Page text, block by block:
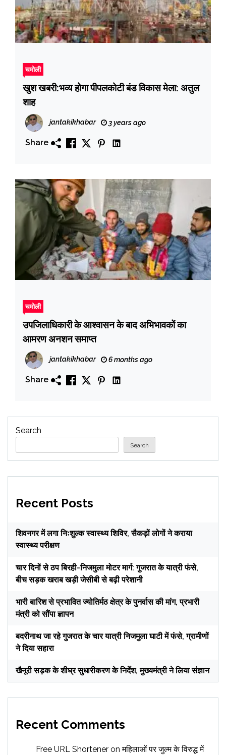
चमोली
खुश खबरी:भव्य होगा पीपलकोटी बंड विकास मेला: अतुल
शाह
jantakikhabar 3 years ago
Share
चमोली
उपजिलाधिकारी के आश्वासन के बाद अभिभावकों का
आमरण अनशन समाप्त
jantakikhabar 6 months ago
Share
Search
Search
Recent Posts
शिवनगर में लगा निःशुल्क स्वास्थ्य शिविर, सैकड़ों लोगों ने कराया
स्वास्थ्य परीक्षण
चार दिनों से ठप बिरही-निजमुला मोटर मार्ग: गुजरात के यात्री फंसे,
बीच सड़क खराब खड़ी जेसीबी से बढ़ी परेशानी
भारी बारिश से प्रभावित ज्योतिर्मठ क्षेत्र के पुनर्वास की मांग, प्रभारी
मंत्री को सौंपा ज्ञापन
बदरीनाथ जा रहे गुजरात के चार यात्री निजमुला घाटी में फंसे, ग्रामीणों
ने दिया सहारा
खैनूरी सड़क के शीघ्र सुधारीकरण के निर्देश, मुख्यमंत्री ने लिया संज्ञान
Recent Comments
Free URL Shortener onमहिलाओं पर जुल्म के विरुद्ध में